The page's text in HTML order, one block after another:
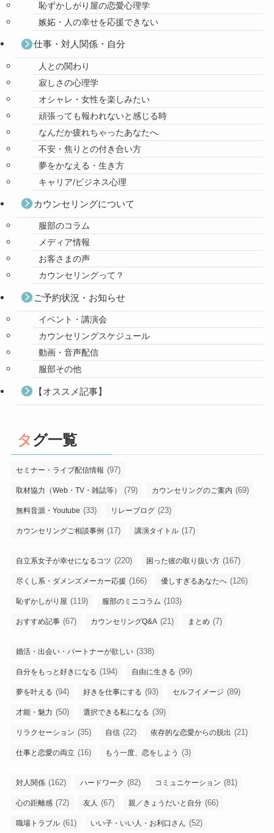
恥ずかしがり屋の恋愛心理学
嫉妬・人の幸せを応援できない
仕事・対人関係・自分
人との関わり
寂しさの心理学
オシャレ・女性を楽しみたい
頑張っても報われないと感じる時
なんだか疲れちゃったあなたへ
不安・焦りとの付き合い方
夢をかなえる・生き方
キャリア/ビジネス心理
カウンセリングについて
服部のコラム
メディア情報
お客さまの声
カウンセリングって？
ご予約状況・お知らせ
イベント・講演会
カウンセリングスケジュール
動画・音声配信
服部その他
【オススメ記事】
タグ一覧
セミナー・ライブ配信情報 (97)
取材協力（Web・TV・雑誌等） (79) カウンセリングのご案内 (69)
無料音源・Youtube (33) リレーブログ (23)
カウンセリングご相談事例 (17) 講演タイトル (17)
自立系女子が幸せになるコツ (220) 困った彼の取り扱い方 (167)
尽くし系・ダメンズメーカー応援 (166) 優しすぎるあなたへ (126)
恥ずかしがり屋 (119) 服部のミニコラム (103)
おすすめ記事 (67) カウンセリングQ&A (21) まとめ (7)
婚活・出会い・パートナーが欲しい (338)
自分をもっと好きになる (194) 自由に生きる (99)
夢を叶える (94) 好きを仕事にする (93) セルフイメージ (89)
才能・魅力 (50) 選択できる私になる (39)
リラクセーション (35) 自信 (22) 依存的な恋愛からの脱出 (21)
仕事と恋愛の両立 (16) もう一度、恋をしよう (3)
対人関係 (162) ハードワーク (82) コミュニケーション (81)
心の距離感 (72) 友人 (67) 親／きょうだいと自分 (66)
職場トラブル (61) いい子・いい人・お利口さん (52)